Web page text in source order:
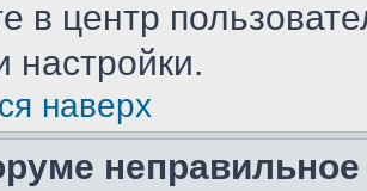
в центр
настройки.
наверх